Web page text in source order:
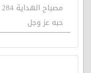
حبه عز وجل